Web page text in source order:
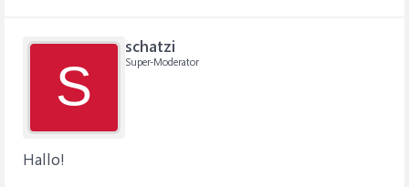
S
schatzi
Super-Moderator
Hallo!